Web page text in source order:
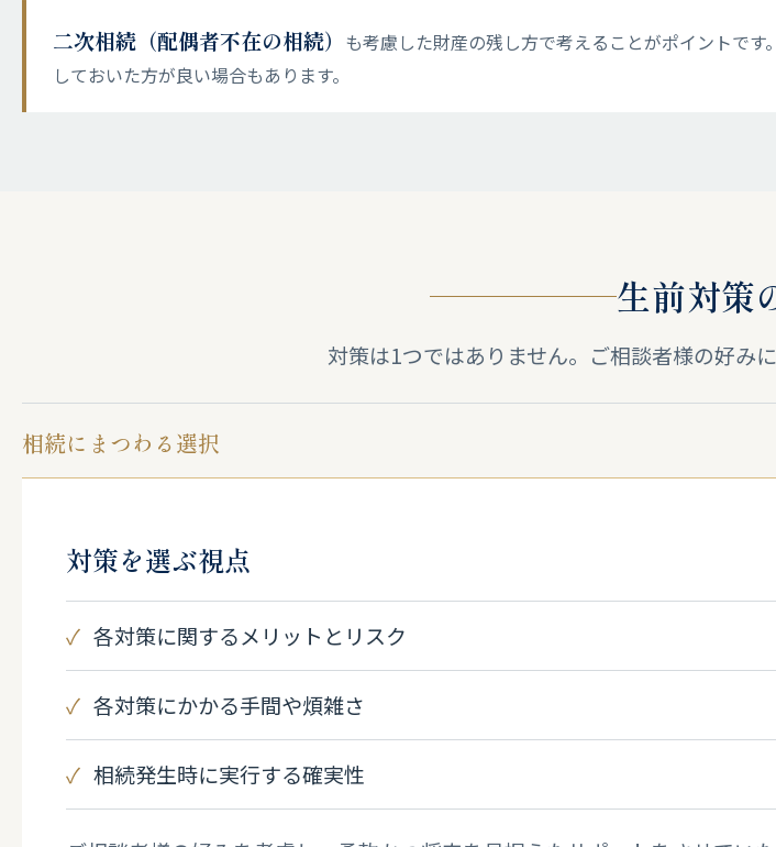
二次相続（配偶者不在の相続） も考慮した財産の残し方で考えることがポイントで
しておいた方が良い場合もあります。
生前対策
対策は1つではありません。ご相談者様の好み
相続にまつわる選択
対策を選ぶ視点
各対策に関するメリットとリスク
各対策にかかる手間や煩雑さ
相続発生時に実行する確実性